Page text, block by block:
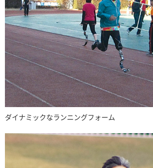
ダイナミックなランニングフォーム